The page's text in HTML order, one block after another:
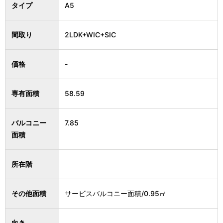
タイプ A5
間取り 2LDK+WIC+SIC
価格 -
専有面積 58.59
バルコニー
面積
7.85
所在階
その他面積 サービスバルコニー面積/0.95㎡